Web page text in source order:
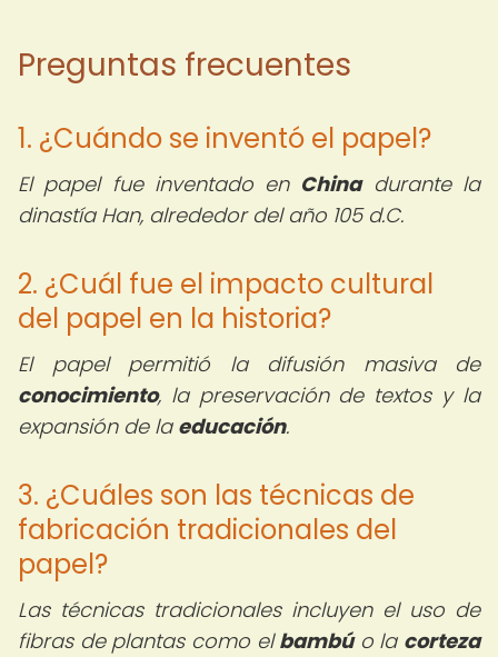
Preguntas frecuentes
1. ¿Cuándo se inventó el papel?
El papel fue inventado en Chinadurante la
dinastía Han, alrededor del año 105 d.C.
2. ¿Cuál fue el impacto cultural
del papel en la historia?
El papel permitió la difusión masiva de
conocimiento, la preservación de textos y la
expansión de la educación.
3. ¿Cuáles son las técnicas de
fabricación tradicionales del
papel?
Las técnicas tradicionales incluyen el uso de
fibras de plantas como elbambúo la corteza